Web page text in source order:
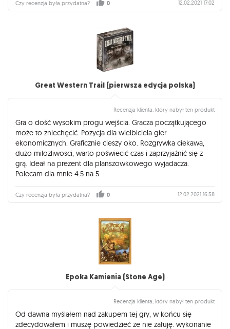
Czy recenzja była przydatna? 0 12.02.2021 17:02
Great Western Trail (pierwsza edycja polska)
Recenzja klienta, który nabył ten produkt
Gra o dość wysokim progu wejścia. Gracza początkującego
może to zniechęcić. Pozycja dla wielbiciela gier
ekonomicznych. Graficznie cieszy oko. Rozgrywka ciekawa,
dużo milozliwosci, warto poświecić czas i zaprzyjaźnić się z
grą. Ideał na prezent dla planszowkowego wyjadacza.
Polecam dla mnie 4.5 na 5
Czy recenzja była przydatna? 0 12.02.2021 16:58
Epoka Kamienia (Stone Age)
Recenzja klienta, który nabył ten produkt
Od dawna myślałem nad zakupem tej gry, w końcu się
zdecydowałem i muszę powiedzieć że nie żałuję. wykonanie